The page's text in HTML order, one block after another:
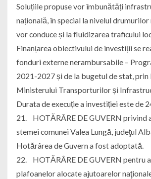
Soluțiile propuse vor îmbunătăți
națională, în special la nivelul drumurilor
vor conduce și la fluidizarea traficului
Finanțarea obiectivului de investiții se
fonduri externe nerambursabile –
2021-2027 și de la bugetul de stat, prin
Ministerului Transporturilor și
Durata de execuție a investiției este de
21. HOTĂRÂRE DE GUVERN privind
stemei comunei Valea Lungă, judeţul
Hotărârea de Guvern a fost adoptată.
22. HOTĂRÂRE DE GUVERN pentru
plafoanelor alocate ajutoarelor